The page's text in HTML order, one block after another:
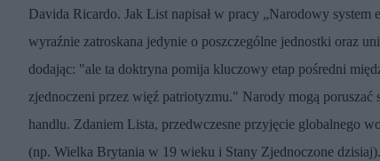
Davida Ricardo. Jak List napisał w pracy „Narodowy
wyraźnie zatroskana jedynie o poszczególne jednostki oraz
dodając: "ale ta doktryna pomija kluczowy etap pośredni
zjednoczeni przez więź patriotyzmu." Narody mogą
handlu. Zdaniem Lista, przedwczesne przyjęcie globalnego
(np. Wielka Brytania w 19 wieku i Stany Zjednoczone